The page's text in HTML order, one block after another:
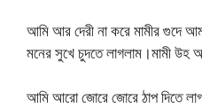
আমি আর দেরী না করে মামীর গুদে
মনের সুখে চুদতে লাগলাম।মামী উহ
আমি আরো জোরে জোরে ঠাপ দিতে